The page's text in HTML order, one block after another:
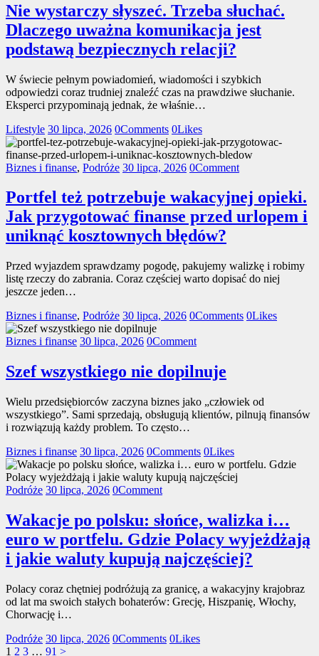
Nie wystarczy słyszeć. Trzeba słuchać.
Dlaczego uważna komunikacja jest
podstawą bezpiecznych relacji?
W świecie pełnym powiadomień, wiadomości i szybkich
odpowiedzi coraz trudniej znaleźć czas na prawdziwe słuchanie.
Eksperci przypominają jednak, że właśnie…
Lifestyle 30 lipca, 2026 0Comments 0Likes
Biznes i finanse, Podróże 30 lipca, 2026 0Comment
Portfel też potrzebuje wakacyjnej opieki.
Jak przygotować finanse przed urlopem i
uniknąć kosztownych błędów?
Przed wyjazdem sprawdzamy pogodę, pakujemy walizkę i robimy
listę rzeczy do zabrania. Coraz częściej warto dopisać do niej
jeszcze jeden…
Biznes i finanse, Podróże 30 lipca, 2026 0Comments 0Likes
Biznes i finanse 30 lipca, 2026 0Comment
Szef wszystkiego nie dopilnuje
Wielu przedsiębiorców zaczyna biznes jako „człowiek od
wszystkiego”. Sami sprzedają, obsługują klientów, pilnują finansów
i rozwiązują każdy problem. To często…
Biznes i finanse 30 lipca, 2026 0Comments 0Likes
Podróże 30 lipca, 2026 0Comment
Wakacje po polsku: słońce, walizka i…
euro w portfelu. Gdzie Polacy wyjeżdżają
i jakie waluty kupują najczęściej?
Polacy coraz chętniej podróżują za granicę, a wakacyjny krajobraz
od lat ma swoich stałych bohaterów: Grecję, Hiszpanię, Włochy,
Chorwację i…
Podróże 30 lipca, 2026 0Comments 0Likes
Page
1 Page
2 Page
3 … Page
91 >